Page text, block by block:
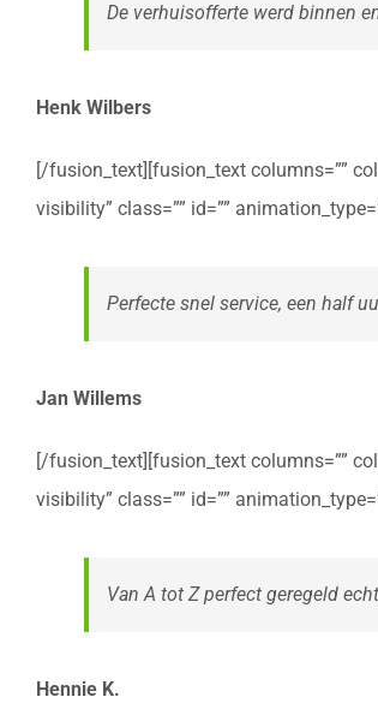
De verhuisofferte werd binnen
Henk Wilbers
[/fusion_text][fusion_text columns=””
visibility” class=”” id=””
Perfecte snel service, een half
Jan Willems
[/fusion_text][fusion_text columns=””
visibility” class=”” id=””
Van A tot Z perfect geregeld
Hennie K.